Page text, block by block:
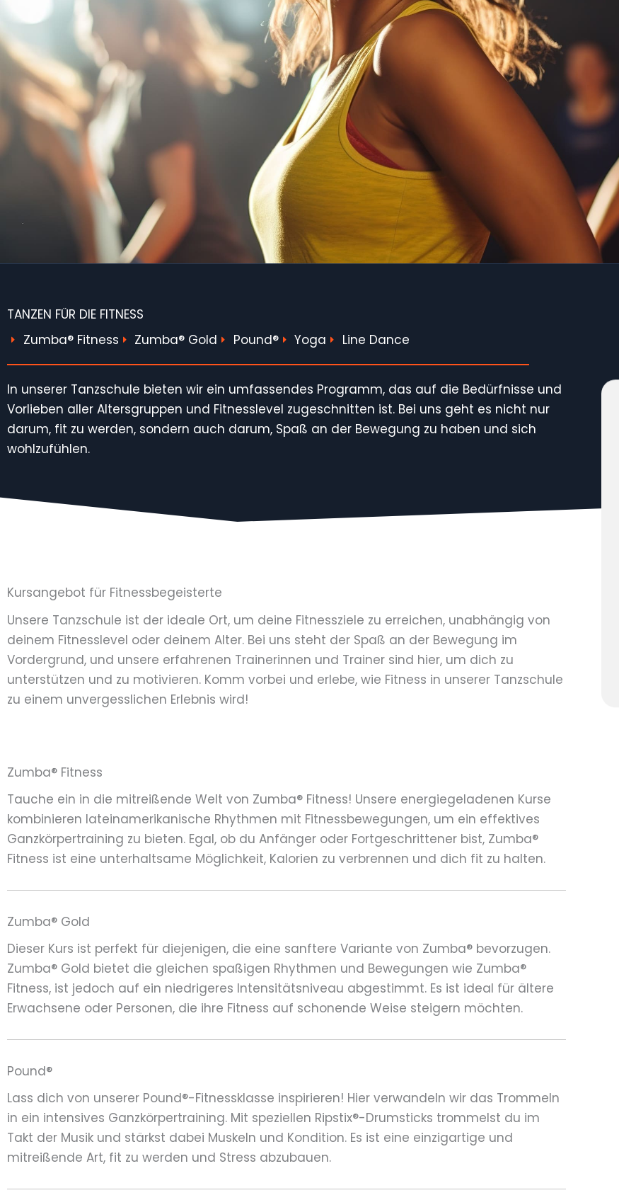
TANZEN FÜR DIE FITNESS
Zumba® Fitness
Zumba® Gold Pound® Yoga Line Dance
In unserer Tanzschule bieten wir ein umfassendes Programm, das auf die Bedürfnisse und
Vorlieben aller Altersgruppen und Fitnesslevel zugeschnitten ist. Bei uns geht es nicht nur
darum, fit zu werden, sondern auch darum, Spaß an der Bewegung zu haben und sich
wohlzufühlen.
Kursangebot für Fitnessbegeisterte
Unsere Tanzschule ist der ideale Ort, um deine Fitnessziele zu erreichen, unabhängig von
deinem Fitnesslevel oder deinem Alter. Bei uns steht der Spaß an der Bewegung im
Vordergrund, und unsere erfahrenen Trainerinnen und Trainer sind hier, um dich zu
unterstützen und zu motivieren. Komm vorbei und erlebe, wie Fitness in unserer Tanzschule
zu einem unvergesslichen Erlebnis wird!
Zumba® Fitness
Tauche ein in die mitreißende Welt von Zumba® Fitness! Unsere energiegeladenen Kurse
kombinieren lateinamerikanische Rhythmen mit Fitnessbewegungen, um ein effektives
Ganzkörpertraining zu bieten. Egal, ob du Anfänger oder Fortgeschrittener bist, Zumba®
Fitness ist eine unterhaltsame Möglichkeit, Kalorien zu verbrennen und dich fit zu halten.
Zumba® Gold
Dieser Kurs ist perfekt für diejenigen, die eine sanftere Variante von Zumba® bevorzugen.
Zumba® Gold bietet die gleichen spaßigen Rhythmen und Bewegungen wie Zumba®
Fitness, ist jedoch auf ein niedrigeres Intensitätsniveau abgestimmt. Es ist ideal für ältere
Erwachsene oder Personen, die ihre Fitness auf schonende Weise steigern möchten.
Pound®
Lass dich von unserer Pound®-Fitnessklasse inspirieren! Hier verwandeln wir das Trommeln
in ein intensives Ganzkörpertraining. Mit speziellen Ripstix®-Drumsticks trommelst du im
Takt der Musik und stärkst dabei Muskeln und Kondition. Es ist eine einzigartige und
mitreißende Art, fit zu werden und Stress abzubauen.